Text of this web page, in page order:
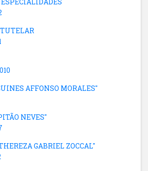
AFFONSO MORALES"
NEVES"
GABRIEL ZOCCAL"